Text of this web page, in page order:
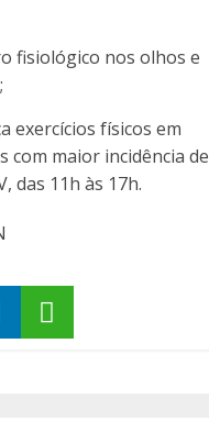
fisiológico nos olhos e
exercícios físicos em
com maior incidência de
das 11h às 17h.